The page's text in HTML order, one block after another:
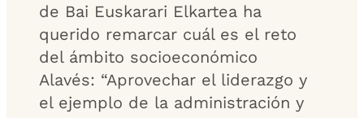
de Bai Euskarari Elkartea ha
querido remarcar cuál es el reto
del ámbito socioeconómico
Alavés: “Aprovechar el liderazgo y
el ejemplo de la administración y